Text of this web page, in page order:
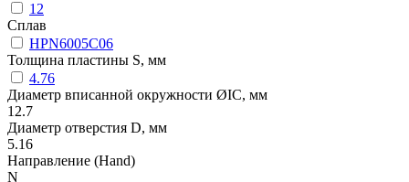
12
Сплав
HPN6005C06
Толщина пластины S, мм
4.76
Диаметр вписанной окружности ØIC, мм
12.7
Диаметр отверстия D, мм
5.16
Направление (Hand)
N